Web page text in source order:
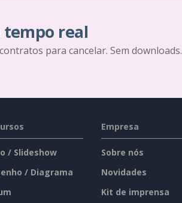
tempo real
para cancelar. Sem downloads.
/ Slideshow
/ Diagrama
Empresa
Sobre nós
Novidades
Kit de imprensa